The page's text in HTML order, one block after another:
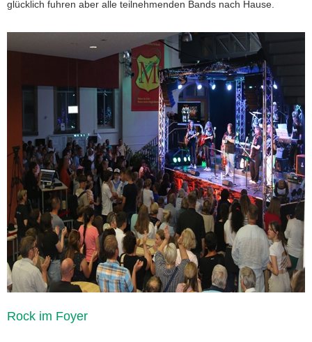
glücklich fuhren aber alle teilnehmenden Bands nach Hause.
Rock im Foyer